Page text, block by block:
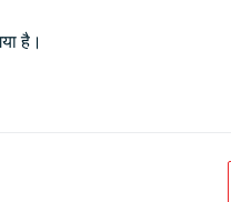
है।